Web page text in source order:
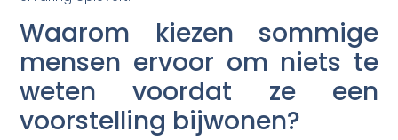
Waarom kiezen sommige
mensen ervoor om niets te
weten voordat ze een
voorstelling bijwonen?